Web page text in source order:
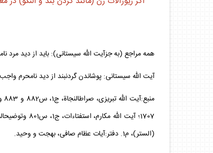
همه مراجع (به جزآيت الله سيستانى): بايد از ديد مرد
آيت الله سيستانى: پوشاندن گردن‏بند از ديد نامحرم
(الستر)، م‏1. دفتر:آيات عظام صافى، بهجت و وحيد.